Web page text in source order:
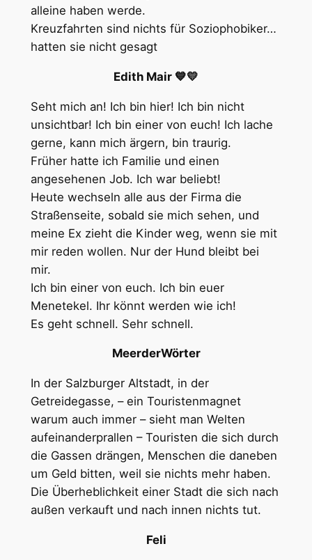
alleine haben werde.
Kreuzfahrten sind nichts für Soziophobiker…
hatten sie nicht gesagt
Edith Mair 💙💛
Seht mich an! Ich bin hier! Ich bin nicht
unsichtbar! Ich bin einer von euch! Ich lache
gerne, kann mich ärgern, bin traurig.
Früher hatte ich Familie und einen
angesehenen Job. Ich war beliebt!
Heute wechseln alle aus der Firma die
Straßenseite, sobald sie mich sehen, und
meine Ex zieht die Kinder weg, wenn sie mit
mir reden wollen. Nur der Hund bleibt bei
mir.
Ich bin einer von euch. Ich bin euer
Menetekel. Ihr könnt werden wie ich!
Es geht schnell. Sehr schnell.
MeerderWörter
In der Salzburger Altstadt, in der
Getreidegasse, – ein Touristenmagnet
warum auch immer – sieht man Welten
aufeinanderprallen – Touristen die sich durch
die Gassen drängen, Menschen die daneben
um Geld bitten, weil sie nichts mehr haben.
Die Überheblichkeit einer Stadt die sich nach
außen verkauft und nach innen nichts tut.
Feli